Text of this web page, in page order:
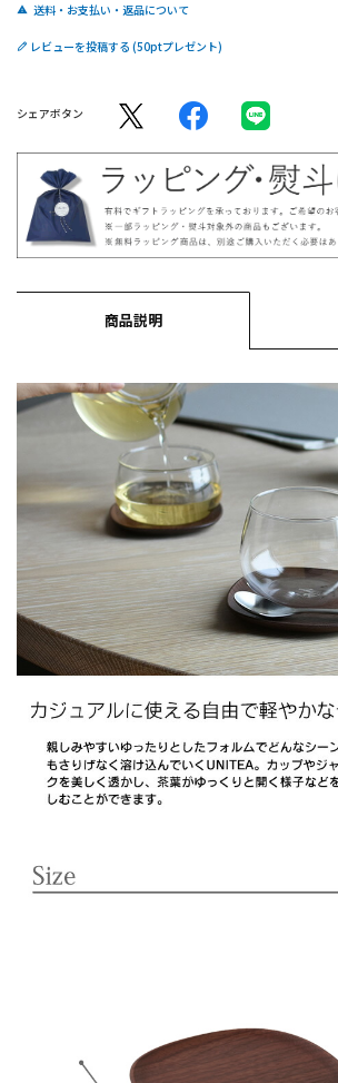
送料・お支払い・返品について
レビューを投稿する
シェアボタン
商品説明